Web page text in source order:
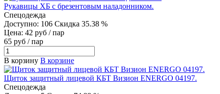
Рукавицы ХБ с брезентовым наладонником.
Спецодежда
Доступно: 106 Скидка 35.38 %
Цена: 42 руб / пар
65 руб / пар
В корзину В корзине
Щиток защитный лицевой КБТ Визион ENERGO 04197.
Спецодежда